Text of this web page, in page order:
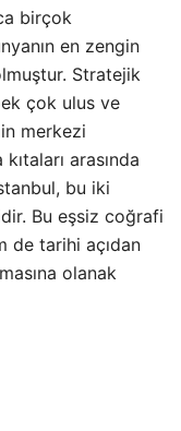
birçok
en zengin
Stratejik
çok ulus ve
merkezi
arasında
bu iki
Bu eşsiz coğrafi
de tarihi açıdan
olanak